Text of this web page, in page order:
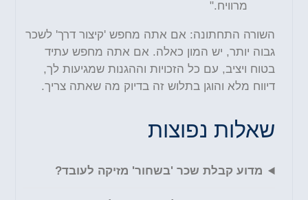
מרוויח."
השורה התחתונה: אם אתה מחפש 'קיצור דרך' לשכר
גבוה יותר, יש המון כאלה. אם אתה מחפש עתיד
בטוח ויציב, עם כל הזכויות וההגנות שמגיעות לך,
דיווח מלא והוגן בתלוש זה בדיוק מה שאתה צריך.
שאלות נפוצות
מדוע קבלת שכר 'בשחור' מזיקה לעובד?